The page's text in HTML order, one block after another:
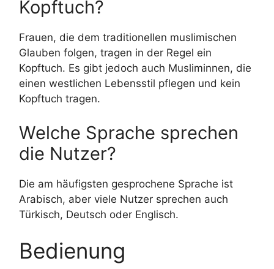
Kopftuch?
Frauen, die dem traditionellen muslimischen
Glauben folgen, tragen in der Regel ein
Kopftuch. Es gibt jedoch auch Musliminnen, die
einen westlichen Lebensstil pflegen und kein
Kopftuch tragen.
Welche Sprache sprechen
die Nutzer?
Die am häufigsten gesprochene Sprache ist
Arabisch, aber viele Nutzer sprechen auch
Türkisch, Deutsch oder Englisch.
Bedienung